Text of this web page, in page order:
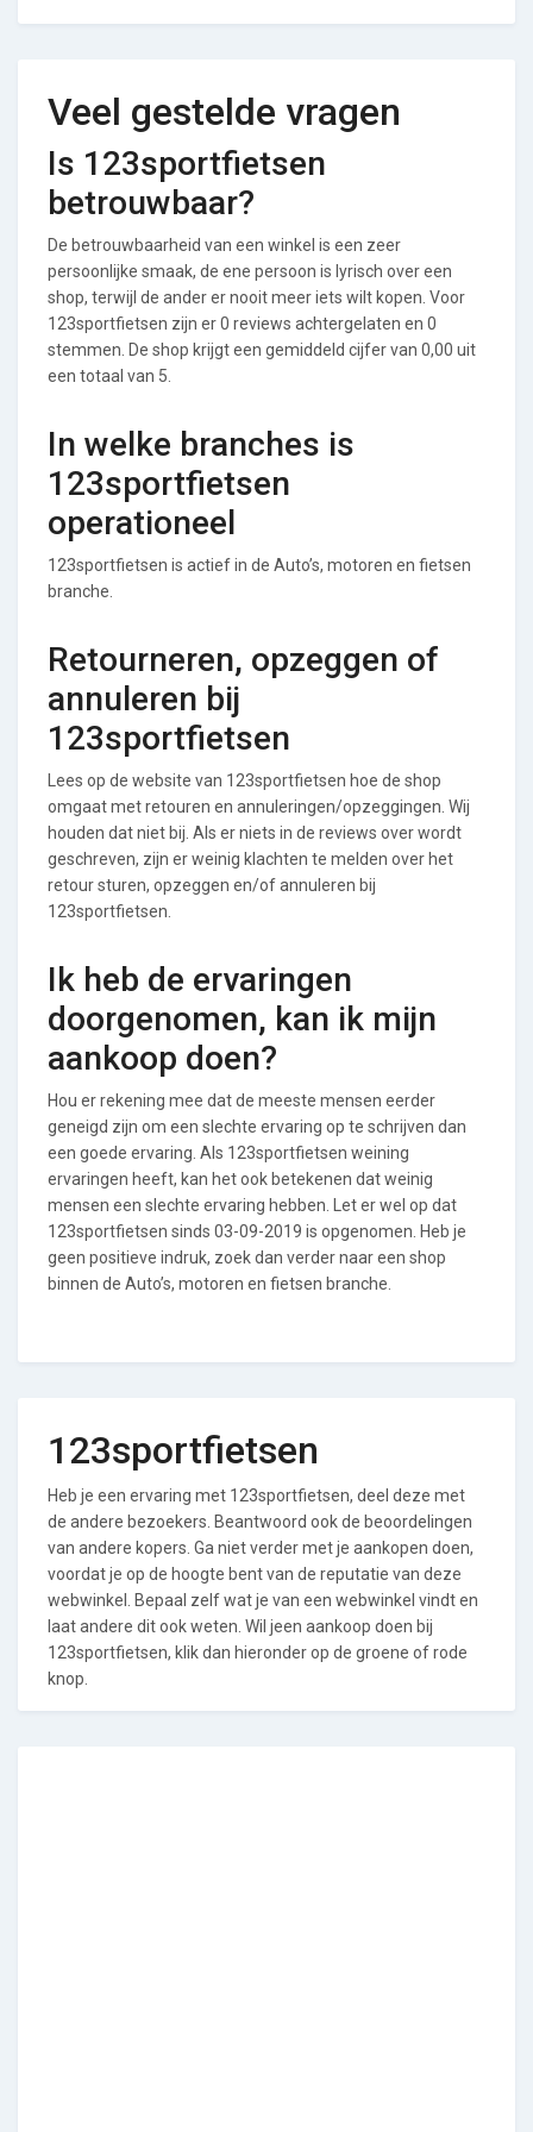
Veel gestelde vragen
Is 123sportfietsen
betrouwbaar?
De betrouwbaarheid van een winkel is een zeer
persoonlijke smaak, de ene persoon is lyrisch over een
shop, terwijl de ander er nooit meer iets wilt kopen. Voor
123sportfietsen zijn er 0 reviews achtergelaten en 0
stemmen. De shop krijgt een gemiddeld cijfer van 0,00 uit
een totaal van 5.
In welke branches is
123sportfietsen
operationeel
123sportfietsen is actief in de Auto’s, motoren en fietsen
branche.
Retourneren, opzeggen of
annuleren bij
123sportfietsen
Lees op de website van 123sportfietsen hoe de shop
omgaat met retouren en annuleringen/opzeggingen. Wij
houden dat niet bij. Als er niets in de reviews over wordt
geschreven, zijn er weinig klachten te melden over het
retour sturen, opzeggen en/of annuleren bij
123sportfietsen.
Ik heb de ervaringen
doorgenomen, kan ik mijn
aankoop doen?
Hou er rekening mee dat de meeste mensen eerder
geneigd zijn om een slechte ervaring op te schrijven dan
een goede ervaring. Als 123sportfietsen weining
ervaringen heeft, kan het ook betekenen dat weinig
mensen een slechte ervaring hebben. Let er wel op dat
123sportfietsen sinds 03-09-2019 is opgenomen. Heb je
geen positieve indruk, zoek dan verder naar een shop
binnen de Auto’s, motoren en fietsen branche.
123sportfietsen
Heb je een ervaring met 123sportfietsen, deel deze met
de andere bezoekers. Beantwoord ook de beoordelingen
van andere kopers. Ga niet verder met je aankopen doen,
voordat je op de hoogte bent van de reputatie van deze
webwinkel. Bepaal zelf wat je van een webwinkel vindt en
laat andere dit ook weten. Wil jeen aankoop doen bij
123sportfietsen, klik dan hieronder op de groene of rode
knop.